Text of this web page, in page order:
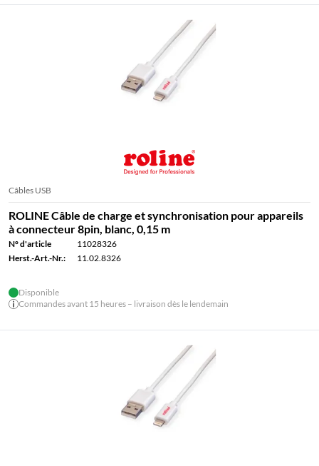
Câbles USB
ROLINE Câble de charge et synchronisation pour appareils
à connecteur 8pin, blanc, 0,15 m
N° d'article
11028326
Herst.-Art.-Nr.:
11.02.8326
Disponible
Commandes avant 15 heures – livraison dès le lendemain